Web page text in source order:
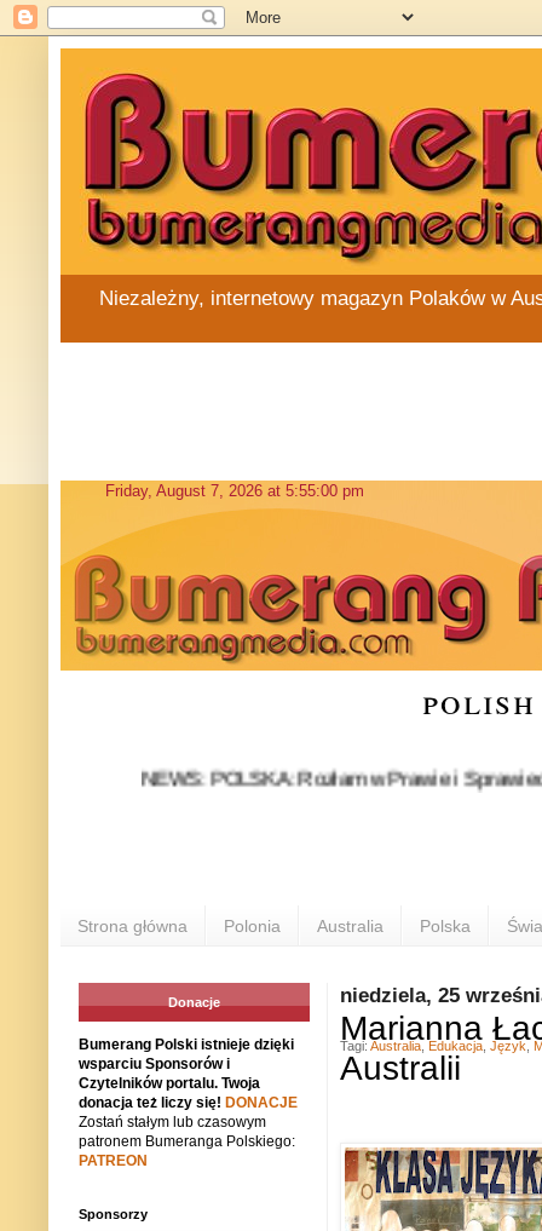
Niezależny, internetowy magazyn Polaków w
NEWS: POLSKA: Rozłam w Prawie i
Strona główna Polonia Australia Polska
niedziela, 25
Marianna
Australii
Tagi: Australia Edukacja Język
Donacje
Bumerang Polski istnieje dzięki
wsparciu Sponsorów i
Czytelników portalu. Twoja
donacja też liczy się! DONACJE
Zostań stałym lub czasowym
patronem Bumeranga Polskiego:
PATREON
Sponsorzy